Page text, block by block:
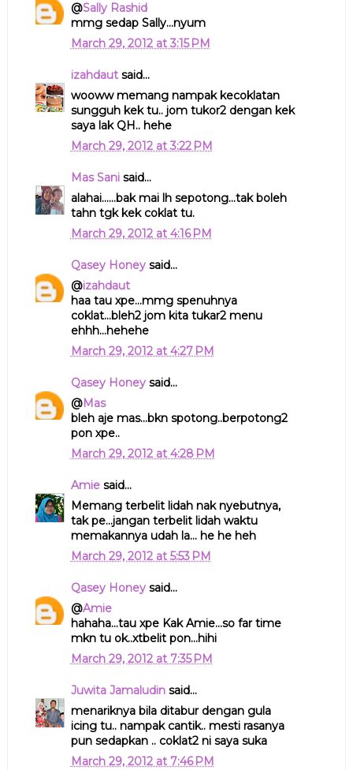
@Sally Rashid
mmg sedap Sally...nyum
March 29, 2012 at 3:15 PM
izahdautsaid...
wooww memang nampak kecoklatan
sungguh kek tu.. jom tukor2 dengan kek
saya lak QH.. hehe
March 29, 2012 at 3:22 PM
Mas Sanisaid...
alahai......bak mai lh sepotong...tak boleh
tahn tgk kek coklat tu.
March 29, 2012 at 4:16 PM
Qasey Honeysaid...
@izahdaut
haa tau xpe...mmg spenuhnya
coklat...bleh2 jom kita tukar2 menu
ehhh...hehehe
March 29, 2012 at 4:27 PM
Qasey Honeysaid...
@Mas
bleh aje mas...bkn spotong..berpotong2
pon xpe..
March 29, 2012 at 4:28 PM
Amiesaid...
Memang terbelit lidah nak nyebutnya,
tak pe...jangan terbelit lidah waktu
memakannya udah la... he he heh
March 29, 2012 at 5:53 PM
Qasey Honeysaid...
@Amie
hahaha...tau xpe Kak Amie...so far time
mkn tu ok..xtbelit pon...hihi
March 29, 2012 at 7:35 PM
Juwita Jamaludinsaid...
menariknya bila ditabur dengan gula
icing tu.. nampak cantik.. mesti rasanya
pun sedapkan .. coklat2 ni saya suka
March 29, 2012 at 7:46 PM